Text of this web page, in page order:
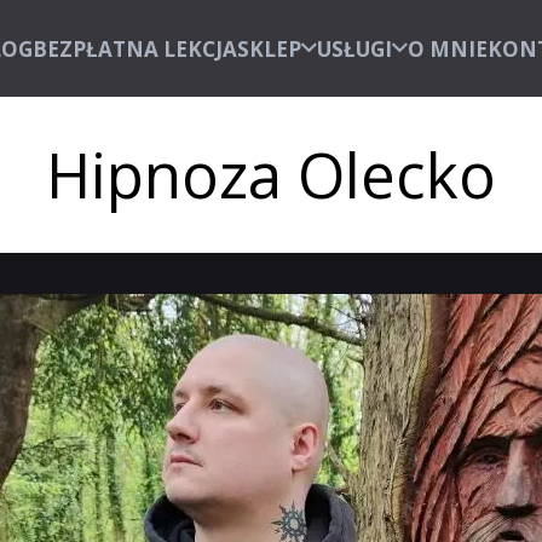
BEZPŁATNA LEKCJASKLEP USŁUGI O MNIE
Hipnoza Olecko